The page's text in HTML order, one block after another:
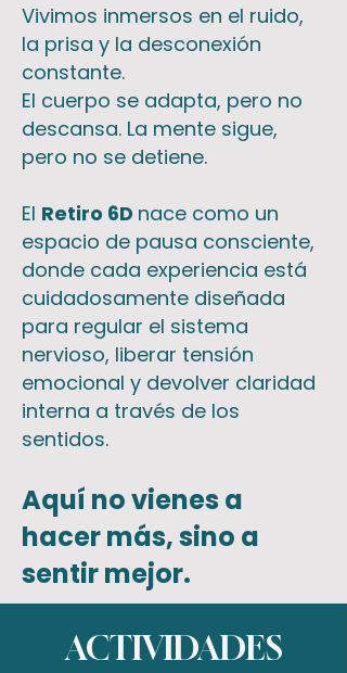
Vivimos inmersos en el ruido,
la prisa y la desconexión
constante.
El cuerpo se adapta, pero no
descansa. La mente sigue,
pero no se detiene.
El Retiro 6D nace como un
espacio de pausa consciente,
donde cada experiencia está
cuidadosamente diseñada
para regular el sistema
nervioso, liberar tensión
emocional y devolver claridad
interna a través de los
sentidos.
Aquí no vienes a
hacer más, sino a
sentir mejor.
ACTIVIDADES